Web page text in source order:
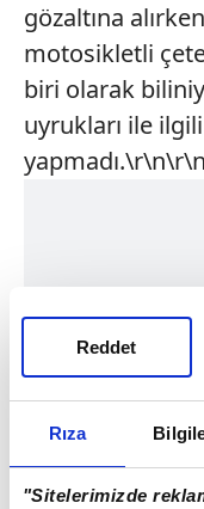
Rıza
"Sitelerimizde
Reddet
gözaltına
motosikletli
biri olarak
uyrukları ile
yapmadı.\r\n\r\n